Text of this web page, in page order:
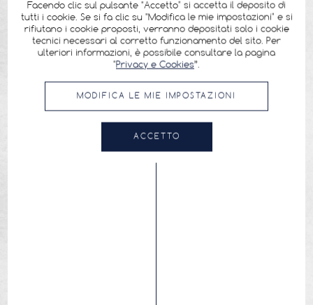
Facendo clic sul pulsante "Accetto" si accetta il deposito di
tutti i cookie. Se si fa clic su "Modifica le mie impostazioni" e si
rifiutano i cookie proposti, verranno depositati solo i cookie
tecnici necessari al corretto funzionamento del sito. Per
ulteriori informazioni, è possibile consultare la pagina
"Privacy e Cookies”.
MODIFICA LE MIE IMPOSTAZIONI
ACCETTO